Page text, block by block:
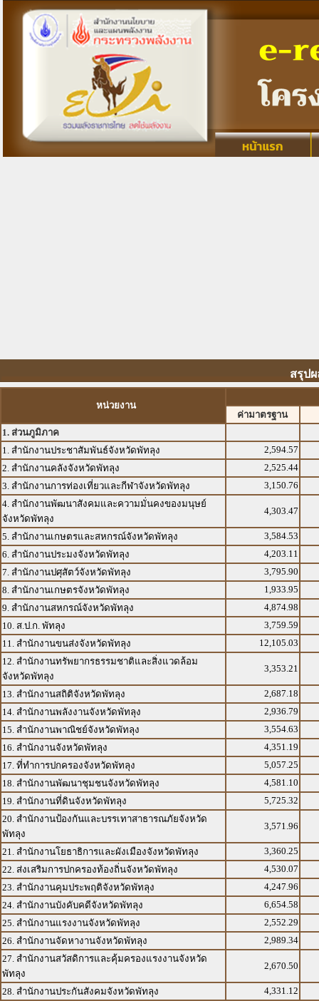
สรุป
หน่วยงาน
ค่ามาตรฐาน
1. ส่วนภูมิภาค
1. สำนักงานประชาสัมพันธ์จังหวัดพัทลุง
2,594.57
2. สำนักงานคลังจังหวัดพัทลุง
2,525.44
3. สำนักงานการท่องเที่ยวและกีฬาจังหวัดพัทลุง
3,150.76
4. สำนักงานพัฒนาสังคมและความมั่นคงของมนุษย์
จังหวัดพัทลุง
4,303.47
5. สำนักงานเกษตรและสหกรณ์จังหวัดพัทลุง
3,584.53
6. สำนักงานประมงจังหวัดพัทลุง
4,203.11
7. สำนักงานปศุสัตว์จังหวัดพัทลุง
3,795.90
8. สำนักงานเกษตรจังหวัดพัทลุง
1,933.95
9. สำนักงานสหกรณ์จังหวัดพัทลุง
4,874.98
10. ส.ป.ก. พัทลุง
3,759.59
11. สำนักงานขนส่งจังหวัดพัทลุง
12,105.03
12. สำนักงานทรัพยากรธรรมชาติและสิ่งแวดล้อม
จังหวัดพัทลุง
3,353.21
13. สำนักงานสถิติจังหวัดพัทลุง
2,687.18
14. สำนักงานพลังงานจังหวัดพัทลุง
2,936.79
15. สำนักงานพาณิชย์จังหวัดพัทลุง
3,554.63
16. สำนักงานจังหวัดพัทลุง
4,351.19
17. ที่ทำการปกครองจังหวัดพัทลุง
5,057.25
18. สำนักงานพัฒนาชุมชนจังหวัดพัทลุง
4,581.10
19. สำนักงานที่ดินจังหวัดพัทลุง
5,725.32
20. สำนักงานป้องกันและบรรเทาสาธารณภัยจังหวัด
พัทลุง
3,571.96
21. สำนักงานโยธาธิการและผังเมืองจังหวัดพัทลุง
3,360.25
22. ส่งเสริมการปกครองท้องถิ่นจังหวัดพัทลุง
4,530.07
23. สำนักงานคุมประพฤติจังหวัดพัทลุง
4,247.96
24. สำนักงานบังคับคดีจังหวัดพัทลุง
6,654.58
25. สำนักงานแรงงานจังหวัดพัทลุง
2,552.29
26. สำนักงานจัดหางานจังหวัดพัทลุง
2,989.34
27. สำนักงานสวัสดิการและคุ้มครองแรงงานจังหวัด
พัทลุง
2,670.50
28. สำนักงานประกันสังคมจังหวัดพัทลุง
4,331.12